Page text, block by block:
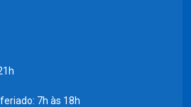
7h às 18h